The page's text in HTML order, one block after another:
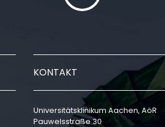
KONTAKT
Universitätsklinikum Aachen, AöR
Pauwelsstraße 30